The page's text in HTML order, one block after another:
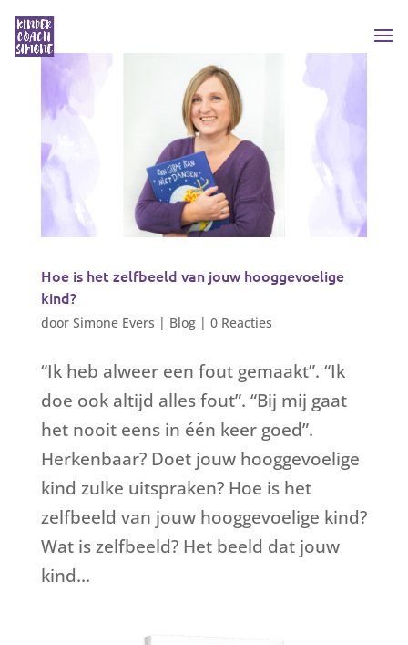
Hoe is het zelfbeeld van jouw hooggevoelige
kind?
door Simone Evers | Blog| 0 Reacties
“Ik heb alweer een fout gemaakt”. “Ik
doe ook altijd alles fout”. “Bij mij gaat
het nooit eens in één keer goed”.
Herkenbaar? Doet jouw hooggevoelige
kind zulke uitspraken? Hoe is het
zelfbeeld van jouw hooggevoelige kind?
Wat is zelfbeeld? Het beeld dat jouw
kind...